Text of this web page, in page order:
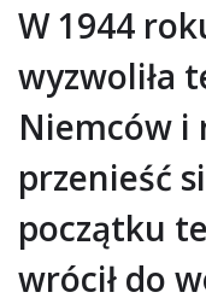
W 1944
wyzwoliła
Niemców i
przenieść
początku
wrócił do